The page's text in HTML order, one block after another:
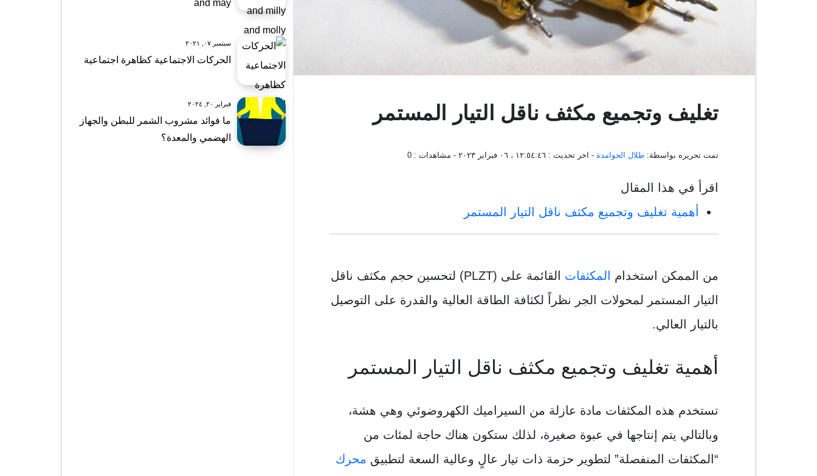
تغليف وتجميع مكثف ناقل التيار المستمر
تمت تحريره بواسطة: طلال الحوامدة - اخر تحديث : ١٢:٥٤:٤٦ ، ٠٦ فبراير ٢٠٢٣ - مشاهدات : 0
اقرأ في هذا المقال
أهمية تغليف وتجميع مكثف ناقل التيار المستمر
من الممكن استخدام المكثفات
القائمة على (PLZT) لتحسين حجم مكثف ناقل
التيار المستمر لمحولات الجر نظراً لكثافة الطاقة العالية والقدرة على التوصيل
بالتيار العالي.
أهمية تغليف وتجميع مكثف ناقل التيار المستمر
تستخدم هذه المكثفات مادة عازلة من السيراميك الكهروضوئي وهي هشة،
وبالتالي يتم إنتاجها في عبوة صغيرة، لذلك ستكون هناك حاجة لمئات من
“المكثفات المنفصلة” لتطوير حزمة ذات تيار عالٍ وعالية السعة لتطبيق محرك
and may
سبتمبر ٠٧, ٢٠٢١
الحركات الاجتماعية كظاهرة اجتماعية
فبراير ٢٠, ٢٠٢٤
ما فوائد مشروب الشمر للبطن والجهاز
الهضمي والمعدة؟